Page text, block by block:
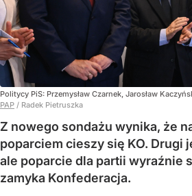
Politycy PiS: Przemysław Czarnek, Jarosław
PAP / Radek Pietruszka
Z nowego sondażu wynika, że
poparciem cieszy się KO. Drugi
ale poparcie dla partii wyraźnie
zamyka Konfederacja.